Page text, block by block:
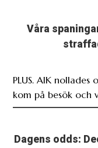
Våra
PLUS. AIK
kom på besök och
Dagens odds: